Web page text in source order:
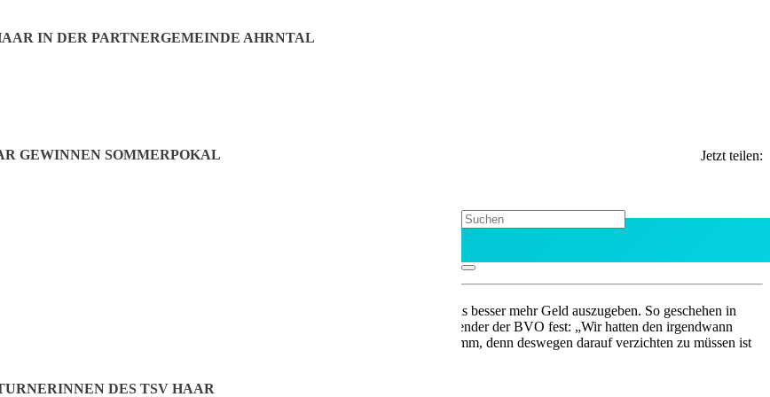
IN DER PARTNERGEMEINDE AHRNTAL
GEWINNEN SOMMERPOKAL
DES TSV HAAR
strahlen
Jetzt teilen:
für die Ottendichler.
anzusetzen, ergibt in vielen Bereichen Sinn. Nur manchmal erweist es sich als besser mehr Geld auszugeben. So geschehen in
war, um es salopp auszudrücken, Glump“, stellt Alexander Gremm, Vorsitzender der BVO fest: „Wir hatten den irgendwann
gegipfelt, dass wir ihn nicht mehr nutzen konnten. Wir fanden das richtig schlimm, denn deswegen darauf verzichten zu müssen ist